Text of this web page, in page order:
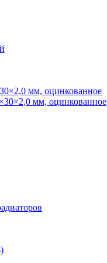
мм, оцинкованное
мм, оцинкованное